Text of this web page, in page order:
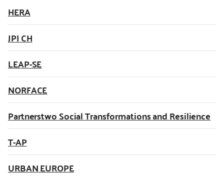
kontakt
HERA
JPI CH
LEAP-SE
NORFACE
Partnerstwo Social Transformations and Resilience
T-AP
URBAN EUROPE